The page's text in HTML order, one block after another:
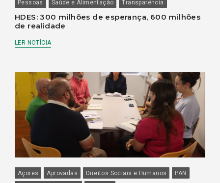
Pessoas Saúde e Alimentação Transparência
HDES: 300 milhões de esperança, 600 milhões
de realidade
LER NOTÍCIA
Açores Aprovadas Direitos Sociais e Humanos
PAN